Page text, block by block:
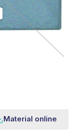
Material online